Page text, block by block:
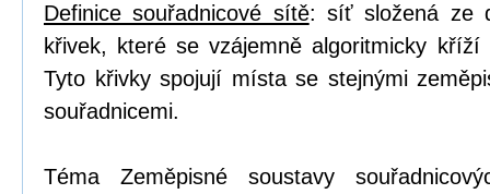
Definice souřadnicové sítě: síť složená ze
křivek, které se vzájemně algoritmicky
Tyto křivky spojují místa se stejnými
souřadnicemi.
Téma Zeměpisné soustavy